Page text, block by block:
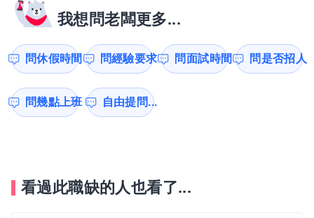
我想問老闆更多...
問休假時間 問經驗要求 問面試時間 問是否招人
問幾點上班 自由提問...
看過此職缺的人也看了...